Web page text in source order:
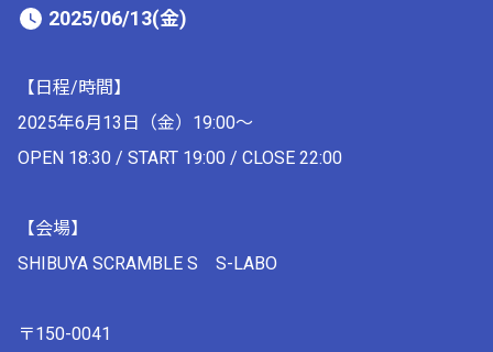
2025/06/13(金)
【日程/時間】
2025年6月13日（金）19:00～
OPEN 18:30 / START 19:00 / CLOSE 22:00
【会場】
SHIBUYA SCRAMBLE S S-LABO
〒150-0041